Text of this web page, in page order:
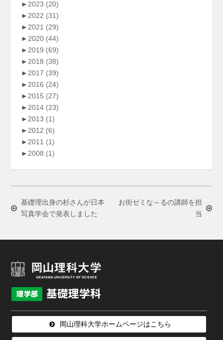
► 2023 (20)
► 2022 (31)
► 2021 (29)
► 2020 (44)
► 2019 (69)
► 2018 (38)
► 2017 (39)
► 2016 (24)
► 2015 (27)
► 2014 (23)
► 2013 (1)
► 2012 (6)
► 2011 (1)
► 2008 (1)
基礎理出身の杉さんが日本
写真学会で発表しました
お街ゼミな～るの講師を担
当
岡山理科大学ホームページはこちら